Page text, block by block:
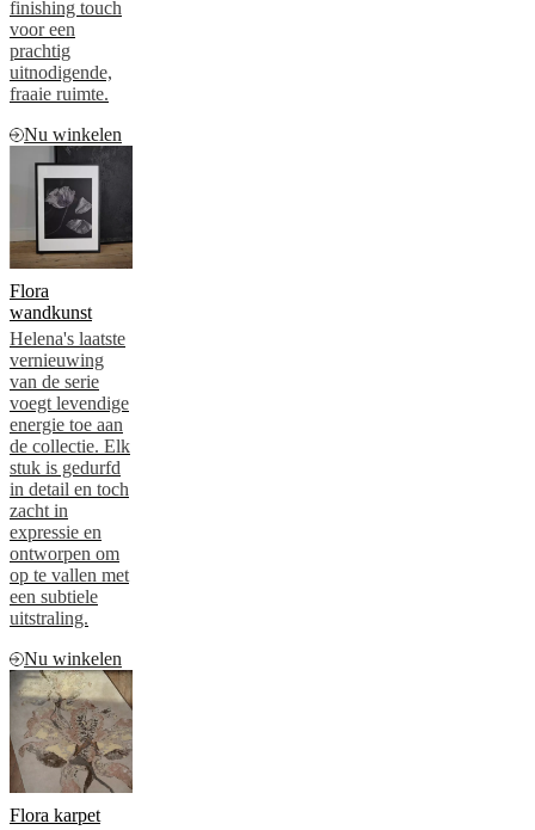
finishing touch
voor een
prachtig
uitnodigende,
fraaie ruimte.
Nu winkelen
Flora
wandkunst
Helena's laatste
vernieuwing
van de serie
voegt levendige
energie toe aan
de collectie. Elk
stuk is gedurfd
in detail en toch
zacht in
expressie en
ontworpen om
op te vallen met
een subtiele
uitstraling.
Nu winkelen
Flora karpet